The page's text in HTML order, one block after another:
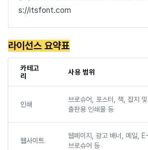
s://itsfont.com
라이선스 요약표
카테고
리
사용 범위
인쇄
브로슈어, 포스터, 책, 잡지 및
출판용 인쇄물 등
웹사이트
웹페이지, 광고 배너, 메일, E-
브로슈어 등